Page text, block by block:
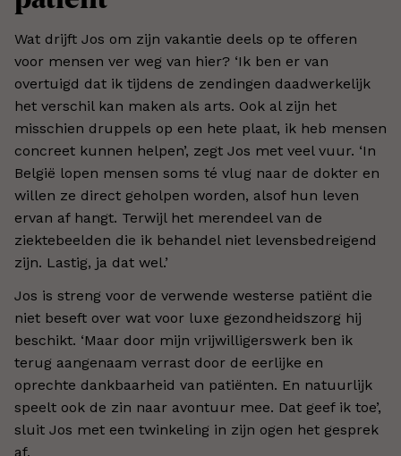
Wat drijft Jos om zijn vakantie deels op te offeren
voor mensen ver weg van hier? ‘Ik ben er van
overtuigd dat ik tijdens de zendingen daadwerkelijk
het verschil kan maken als arts. Ook al zijn het
misschien druppels op een hete plaat, ik heb mensen
concreet kunnen helpen’, zegt Jos met veel vuur. ‘In
België lopen mensen soms té vlug naar de dokter en
willen ze direct geholpen worden, alsof hun leven
ervan af hangt. Terwijl het merendeel van de
ziektebeelden die ik behandel niet levensbedreigend
zijn. Lastig, ja dat wel.’
Jos is streng voor de verwende westerse patiënt die
niet beseft over wat voor luxe gezondheidszorg hij
beschikt. ‘Maar door mijn vrijwilligerswerk ben ik
terug aangenaam verrast door de eerlijke en
oprechte dankbaarheid van patiënten. En natuurlijk
speelt ook de zin naar avontuur mee. Dat geef ik toe’,
sluit Jos met een twinkeling in zijn ogen het gesprek
af.